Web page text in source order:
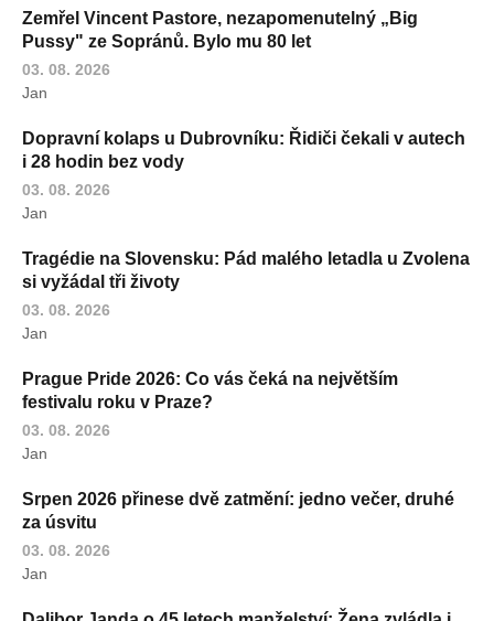
Zemřel Vincent Pastore, nezapomenutelný „Big
Pussy" ze Sopránů. Bylo mu 80 let
03. 08. 2026
Jan
Dopravní kolaps u Dubrovníku: Řidiči čekali v autech
i 28 hodin bez vody
03. 08. 2026
Jan
Tragédie na Slovensku: Pád malého letadla u Zvolena
si vyžádal tři životy
03. 08. 2026
Jan
Prague Pride 2026: Co vás čeká na největším
festivalu roku v Praze?
03. 08. 2026
Jan
Srpen 2026 přinese dvě zatmění: jedno večer, druhé
za úsvitu
03. 08. 2026
Jan